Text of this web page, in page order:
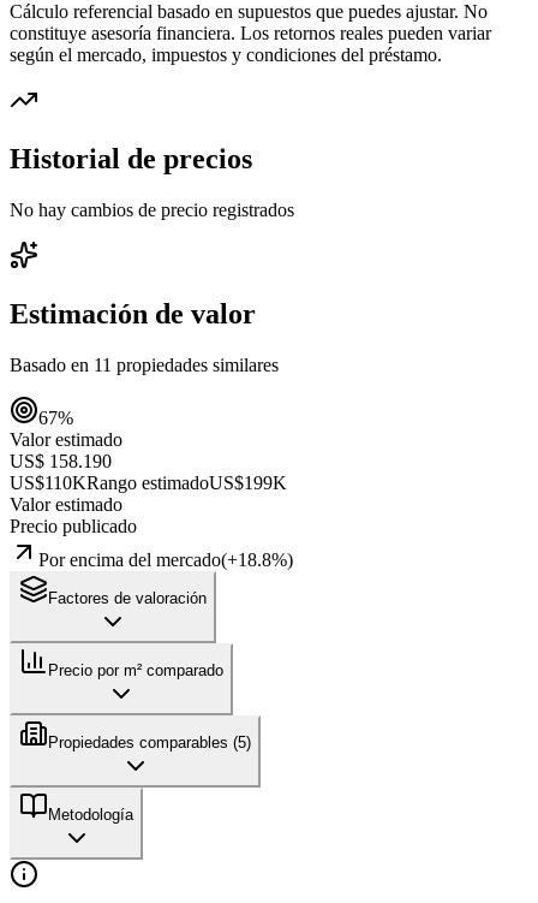
Cálculo referencial basado en supuestos que puedes ajustar. No
constituye asesoría financiera. Los retornos reales pueden variar
según el mercado, impuestos y condiciones del préstamo.
Historial de precios
No hay cambios de precio registrados
Estimación de valor
Basado en 11 propiedades similares
67%
Valor estimado
US$ 158.190
US$110KRango estimadoUS$199K
Valor estimado
Precio publicado
Por encima del mercado(+18.8%)
Factores de valoración
Precio por m² comparado
Propiedades comparables (5)
Metodología